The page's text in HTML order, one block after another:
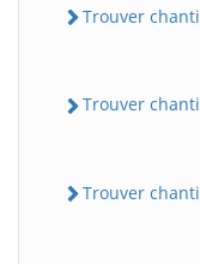
Trouver
Trouver
Trouver